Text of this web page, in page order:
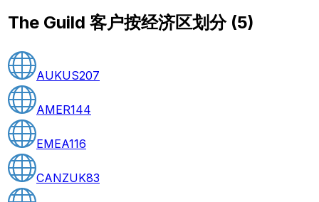
The Guild 客户按经济区划分(5)
AUKUS207
AMER144
EMEA116
CANZUK83